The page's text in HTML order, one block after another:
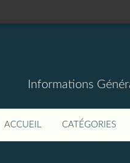
Informations
ACCUEIL CATÉGORIES